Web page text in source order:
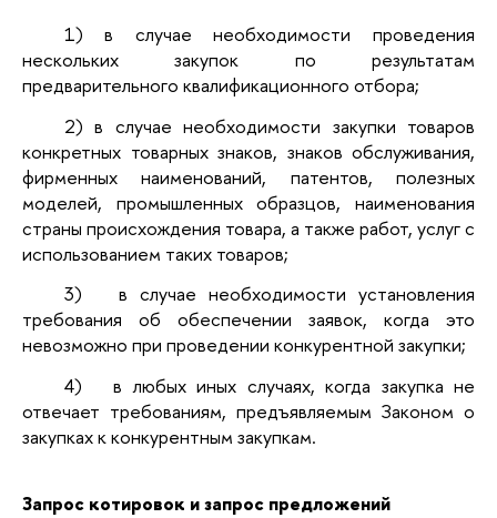
1)в случае необходимости проведения
нескольких закупок по результатам
предварительного квалификационного отбора;
2)в случае необходимости закупки товаров
конкретных товарных знаков, знаков обслуживания,
фирменных наименований, патентов, полезных
моделей, промышленных образцов, наименования
страны происхождения товара, а также работ, услуг с
использованием таких товаров;
3) в случае необходимости установления
требования об обеспечении заявок, когда это
невозможно при проведении конкурентной закупки;
4)в любых иных случаях, когда закупка не
отвечает требованиям, предъявляемым Законом о
закупках к конкурентным закупкам.
Запрос котировок и запрос предложений